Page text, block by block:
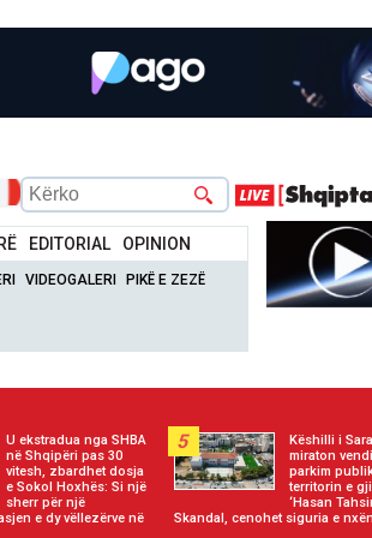
EDITORIAL OPINION
VIDEOGALERI PIKË E ZEZË
U ekstradua nga SHBA
në Shqipëri pas 30
vitesh, zbardhet dosja
e Sokol Hoxhës: Si një
sherr për një
e dy vëllezërve në
5
Këshilli i
miraton
parkim
territorin e
‘Hasan
Skandal, cenohet siguria e